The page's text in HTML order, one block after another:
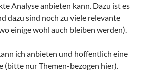
Analyse anbieten kann. Dazu ist es
dazu sind noch zu viele relevante
einige wohl auch bleiben werden).
ich anbieten und hoffentlich eine
(bitte nur Themen-bezogen hier).